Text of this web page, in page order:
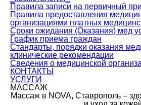
Правила записи на первичный
Правила предоставления
организациями платных
Сроки ожидания (Оказания) мед
График приема граждан
Стандарты, порядки оказания
клинические рекомендации
Сведения о медицинской
КОНТАКТЫ
УСЛУГИ
МАССАЖ
Массаж в NOVA, Ставрополь –